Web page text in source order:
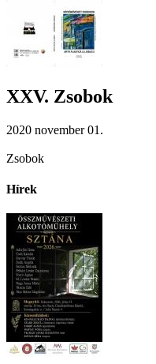
XXV. Zsobok
2020 november 01.
Zsobok
Hírek